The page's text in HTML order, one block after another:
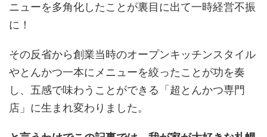
ニューを多角化したことが裏目に出て一時経営不振
に！
その反省から創業当時のオープンキッチンスタイル
やとんかつ一本にメニューを絞ったことが功を奏
し、五感で味わうことができる「超とんかつ専門
店」に生まれ変わりました。